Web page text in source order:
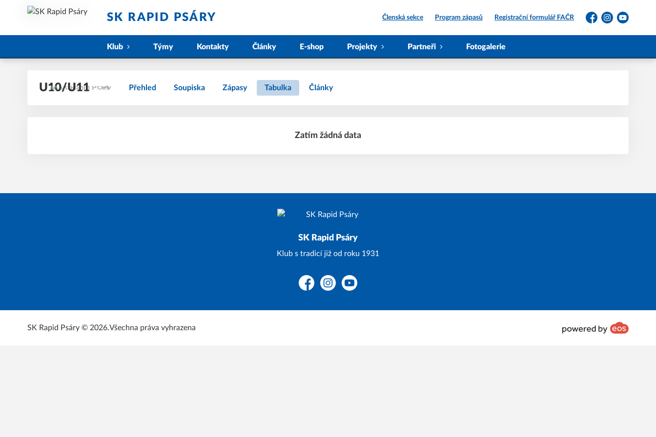
SK RAPID PSÁRY Členská sekce Program zápasů Registrační formulář FAČR
FacebookInstagramYouTube
Klub Týmy Kontakty Články E-shop Projekty Partneři Fotogalerie
U10/U11 Přehled Soupiska Zápasy Tabulka Články
Zatím žádná data
SK Rapid Psáry
Klub s tradicí již od roku 1931
FacebookInstagramYouTube
SK Rapid Psáry © 2026.Všechna práva vyhrazena